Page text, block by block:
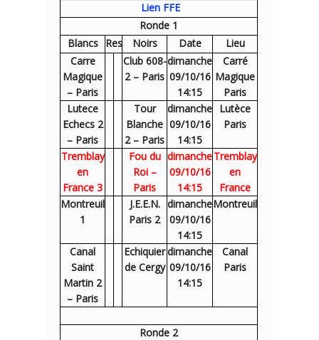
Lien FFE
Ronde 1
Blancs
Res Noirs Date
Lieu
Carre
Magique
– Paris
Club 608-
2 – Paris
dimanche
09/10/16
14:15
Carré
Magique
Paris
Lutece
Echecs 2
– Paris
Tour
Blanche
2 – Paris
dimanche
09/10/16
14:15
Lutèce
Paris
Tremblay
en
France 3
Fou du
Roi –
Paris
dimanche
09/10/16
14:15
Tremblay
en
France
Montreuil
1
J.E.E.N.
Paris 2
dimanche
09/10/16
14:15
Montreuil
Canal
Saint
Martin 2
– Paris
Echiquier
de Cergy
dimanche
09/10/16
14:15
Canal
Paris
Ronde 2